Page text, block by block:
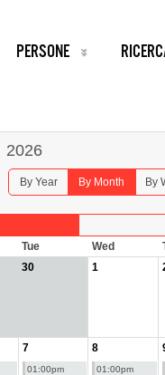
PERSONE
2026
By Year By Month By
Tue Wed
30 1
7
01:00pm
8
01:00pm